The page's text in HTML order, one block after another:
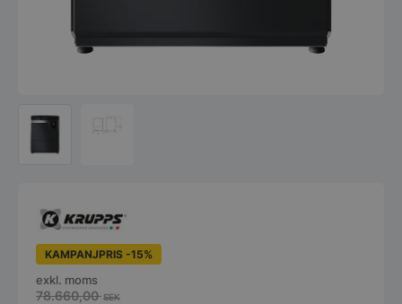
KAMPANJPRIS -15%
78.660,00SEK
exkl. moms